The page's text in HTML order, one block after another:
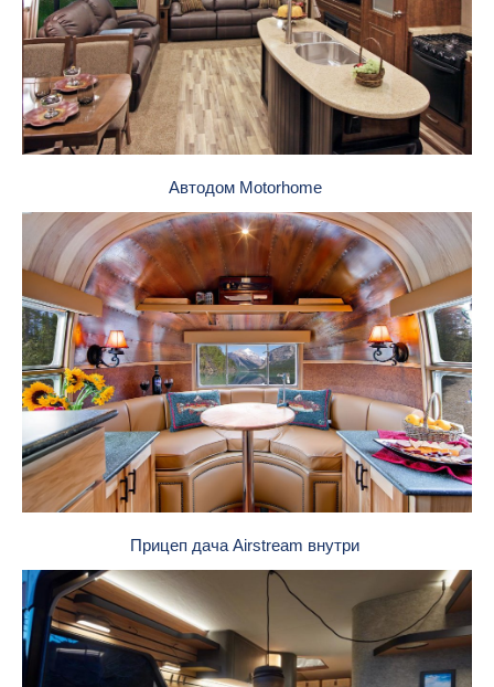
Автодом Motorhome
Прицеп дача Airstream внутри